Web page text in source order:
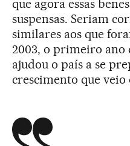
que agora essas
suspensas. Seriam
similares aos que
2003, o primeiro ano
ajudou o país a se
crescimento que veio